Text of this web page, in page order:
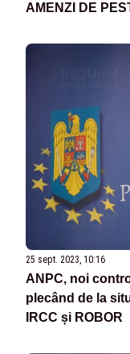
AMENZI DE
25 sept. 2023, 10:16
ANPC, noi
plecând de la
IRCC și ROBOR